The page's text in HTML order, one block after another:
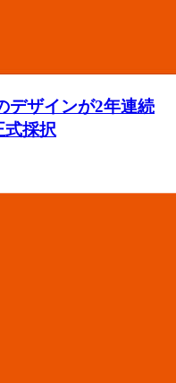
デザインが2年連続
式採択